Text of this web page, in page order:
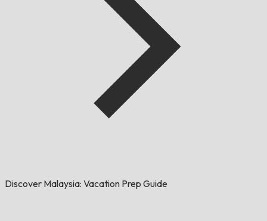
Discover Malaysia: Vacation Prep Guide